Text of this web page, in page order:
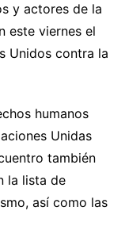
y actores de la
este viernes el
Unidos contra la
humanos
Unidas
también
la lista de
así como las